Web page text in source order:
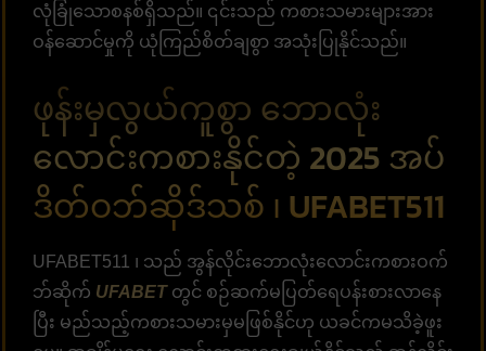
လုံခြုံသောစနစ်ရှိသည်။ ၎င်းသည် ကစားသမားများအား
ဝန်ဆောင်မှုကို ယုံကြည်စိတ်ချစွာ အသုံးပြုနိုင်သည်။
ဖုန်းမှလွယ်ကူစွာ ဘောလုံး
လောင်းကစားနိုင်တဲ့ 2025 အပ်
ဒိတ်ဝဘ်ဆိုဒ်သစ် ၊ UFABET511
UFABET511 ၊ သည် အွန်လိုင်းဘောလုံးလောင်းကစားဝက်
ဘ်ဆိုက် UFABETတွင် စဉ်ဆက်မပြတ်ရေပန်းစားလာနေ
ပြီး မည်သည့်ကစားသမားမှမဖြစ်နိုင်ဟု ယခင်ကမသိခဲ့ဖူး